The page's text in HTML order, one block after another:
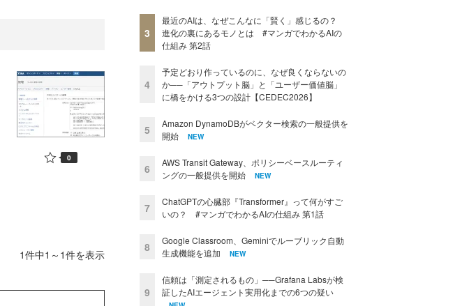
0
1件中1～1件を表示
3
最近のAIは、なぜこんなに「賢く」感じるの？
進化の裏にあるモノとは #マンガでわかるAIの
仕組み 第2話
4
予定どおり作っているのに、なぜ良くならないの
か──「アウトプット脳」と「ユーザー価値脳」
に橋をかける3つの設計【CEDEC2026】
5
Amazon DynamoDBがベクター検索の一般提供を
開始
NEW
6
AWS Transit Gateway、ポリシーベースルーティ
ングの一般提供を開始
NEW
7
ChatGPTの心臓部『Transformer』って何がすご
いの？ #マンガでわかるAIの仕組み 第1話
8
Google Classroom、Geminiでルーブリック自動
生成機能を追加
NEW
9
信頼は「測定されるもの」──Grafana Labsが検
証したAIエージェント実用化までの6つの疑い